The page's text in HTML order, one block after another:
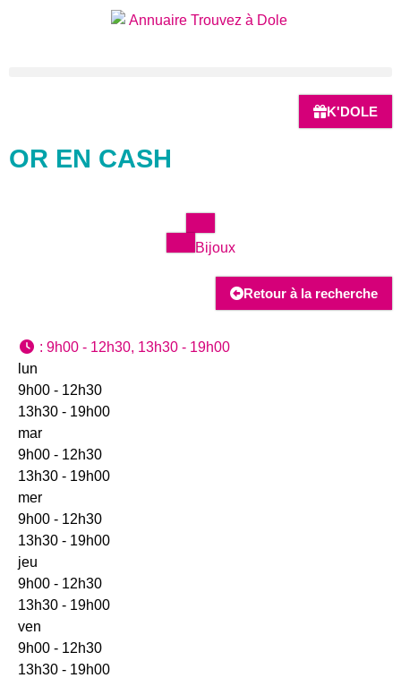
K'DOLE
OR EN CASH
Bijoux
Retour à la recherche
: 9h00 - 12h30, 13h30 - 19h00
lun
9h00 - 12h30
13h30 - 19h00
mar
9h00 - 12h30
13h30 - 19h00
mer
9h00 - 12h30
13h30 - 19h00
jeu
9h00 - 12h30
13h30 - 19h00
ven
9h00 - 12h30
13h30 - 19h00